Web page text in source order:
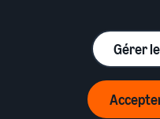
Gérer